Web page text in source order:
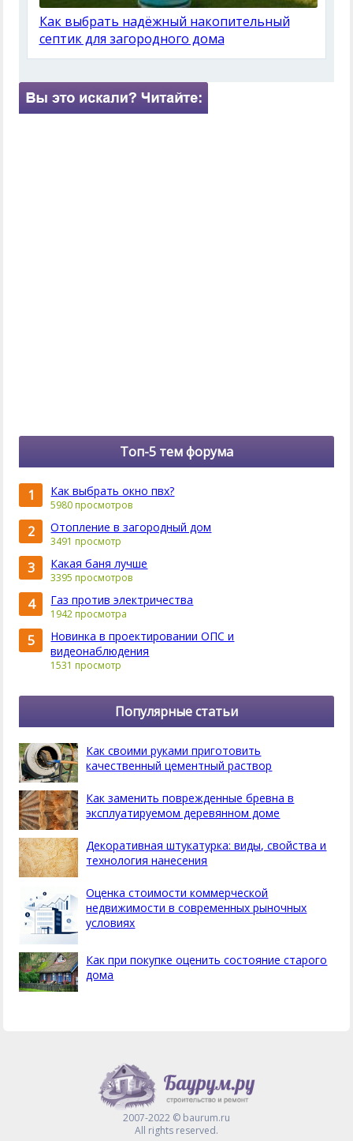
Как выбрать надёжный накопительный
септик для загородного дома
Топ-5 тем форума
1 Как выбрать окно пвх?
5980 просмотров
2 Отопление в загородный дом
3491 просмотр
3 Какая баня лучше
3395 просмотров
4 Газ против электричества
1942 просмотра
5
Новинка в проектировании ОПС и
видеонаблюдения
1531 просмотр
Популярные статьи
Как своими руками приготовить
качественный цементный раствор
Как заменить поврежденные бревна в
эксплуатируемом деревянном доме
Декоративная штукатурка: виды, свойства и
технология нанесения
Оценка стоимости коммерческой
недвижимости в современных рыночных
условиях
Как при покупке оценить состояние старого
дома
2007-2022 © baurum.ru
All rights reserved.